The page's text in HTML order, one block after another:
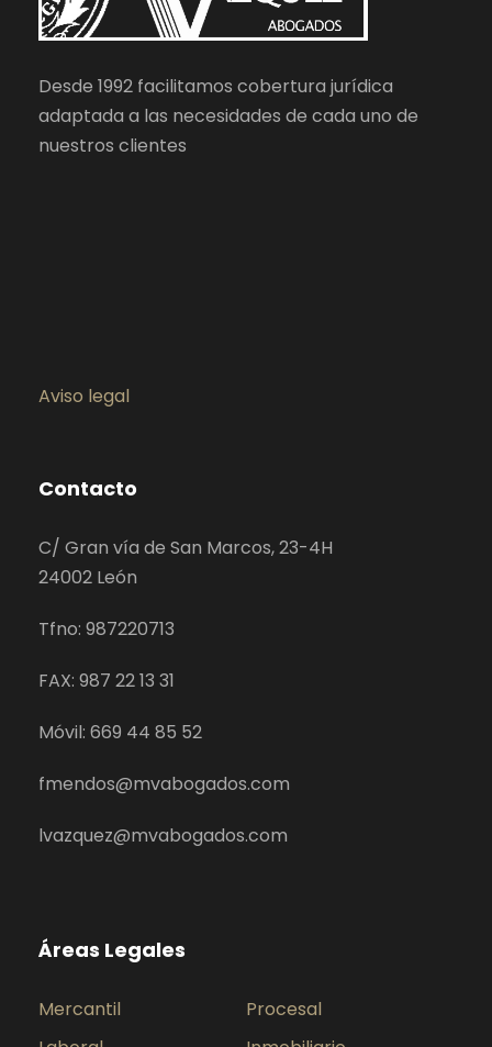
Desde 1992 facilitamos cobertura jurídica
adaptada a las necesidades de cada uno de
nuestros clientes
Aviso legal
Contacto
C/ Gran vía de San Marcos, 23-4H
24002 León
Tfno: 987220713
FAX: 987 22 13 31
Móvil: 669 44 85 52
fmendos@mvabogados.com
lvazquez@mvabogados.com
Áreas Legales
Mercantil
Procesal